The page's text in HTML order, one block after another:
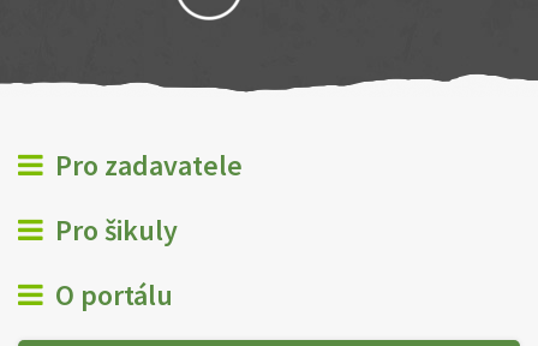
Pro zadavatele
Pro šikuly
O portálu